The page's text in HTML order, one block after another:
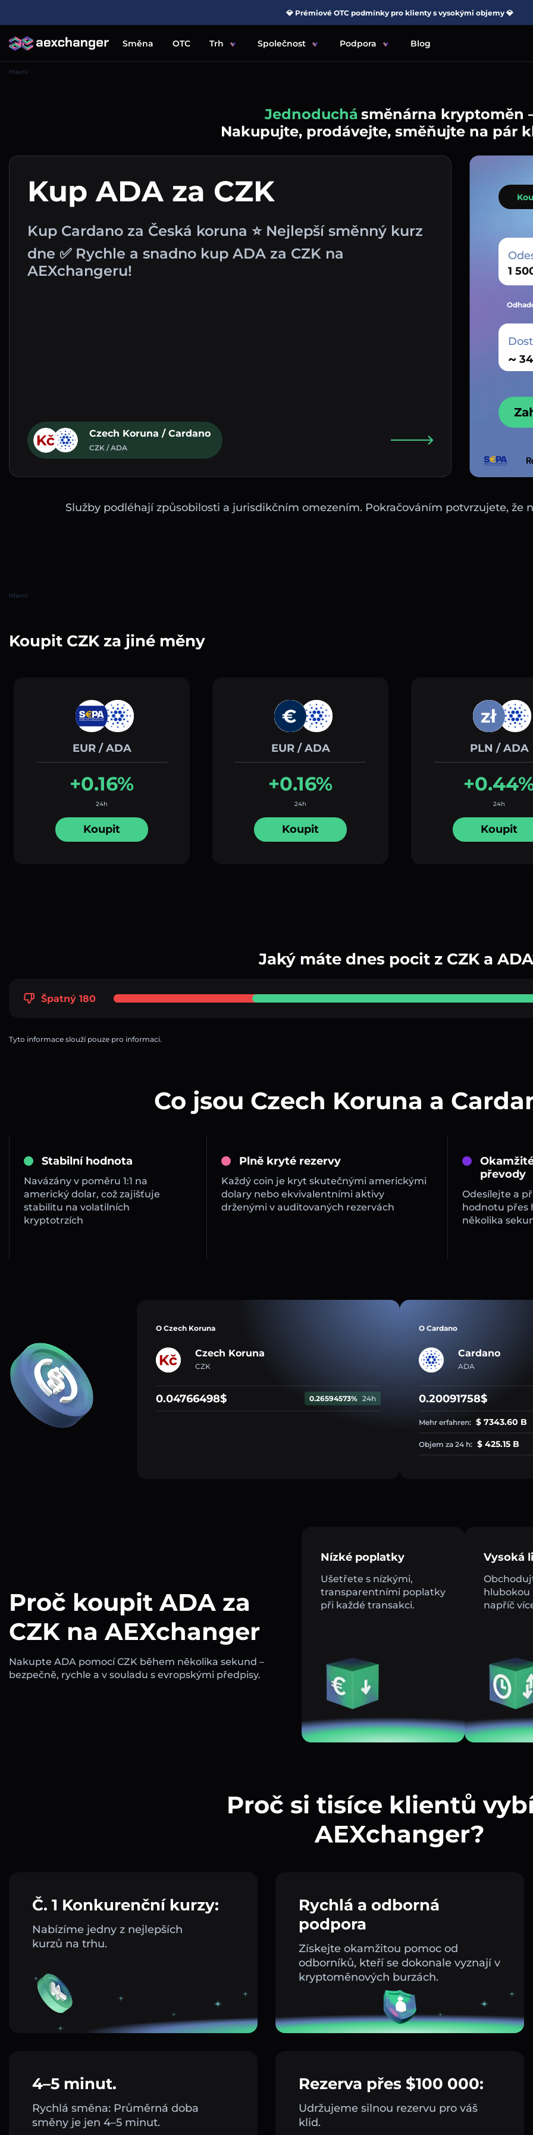
💎 Prémiové OTC podmínky pro klienty s vysokými objemy 💎
Směna OTC Trh Společnost Podpora Blog
Hlavní
Jednoduchá směnárna kryptoměn
Nakupujte, prodávejte, směňujte na pár
Kup ADA za CZK
Kup Cardano za Česká koruna ⭐ Nejlepší směnný kurz
dne ✅ Rychle a snadno kup ADA za CZK na
AEXchangeru!
Czech Koruna / Cardano
CZK / ADA
~
Služby podléhají způsobilosti a jurisdikčním omezením. Pokračováním potvrzujete, že
Hlavní
Koupit CZK za jiné měny
EUR / ADA
+0.16%
24h
Koupit
EUR / ADA
+0.16%
24h
Koupit
PLN / ADA
24h
Koupit
Jaký máte dnes pocit z CZK a
Špatný 180
Tyto informace slouží pouze pro informaci.
Co jsou Czech Koruna a
Stabilní hodnota
Navázány v poměru 1:1 na
americký dolar, což zajišťuje
stabilitu na volatilních
kryptotrzích
Plně kryté rezervy
Každý coin je kryt skutečnými americkými
dolary nebo ekvivalentními aktivy
drženými v auditovaných rezervách
převody
Odesílejte a
hodnotu přes
několika
O Czech Koruna
Czech Koruna
CZK
0.04766498$ 0.26594573% 24h
O Cardano
Cardano
ADA
0.20091758$
Mehr erfahren: $ 7343.60 B
Objem za 24 h: $ 425.15 B
Proč koupit ADA za
CZK na AEXchanger
Nakupte ADA pomocí CZK během několika sekund –
bezpečně, rychle a v souladu s evropskými předpisy.
Nízké poplatky
Ušetřete s nízkými,
transparentními poplatky
při každé transakci.
Vysoká
hlubokou
napříč
Proč si tisíce klientů
AEXchanger?
Č. 1 Konkurenční kurzy:
Nabízíme jedny z nejlepších
kurzů na trhu.
Rychlá a odborná
podpora
Získejte okamžitou pomoc od
odborníků, kteří se dokonale vyznají v
kryptoměnových burzách.
4–5 minut.
Rychlá směna: Průměrná doba
směny je jen 4–5 minut.
Rezerva přes $100 000:
Udržujeme silnou rezervu pro váš
klid.